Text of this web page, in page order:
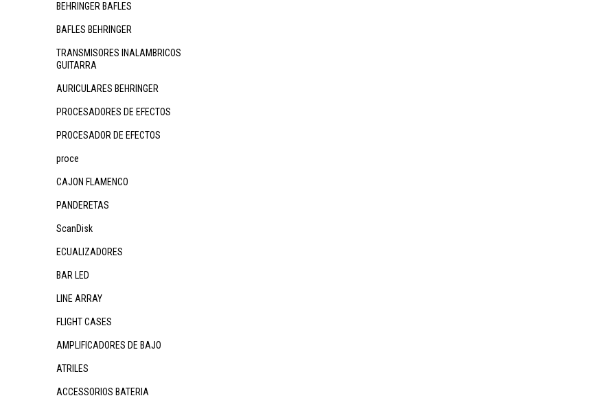
BEHRINGER BAFLES
BAFLES BEHRINGER
TRANSMISORES INALAMBRICOS
GUITARRA
AURICULARES BEHRINGER
PROCESADORES DE EFECTOS
PROCESADOR DE EFECTOS
proce
CAJON FLAMENCO
PANDERETAS
ScanDisk
ECUALIZADORES
BAR LED
LINE ARRAY
FLIGHT CASES
AMPLIFICADORES DE BAJO
ATRILES
ACCESSORIOS BATERIA